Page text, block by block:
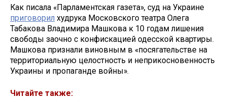
Как писала «Парламентская газета», суд на Украине
приговорил худрука Московского театра Олега
Табакова Владимира Машкова к 10 годам лишения
свободы заочно с конфискацией одесской квартиры.
Машкова признали виновным в «посягательстве на
территориальную целостность и неприкосновенность
Украины и пропаганде войны».
Читайте также: